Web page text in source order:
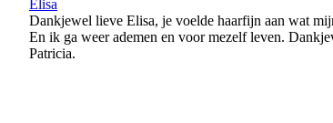
Elisa
Dankjewel lieve Elisa, je voelde haarfijn aan wat
En ik ga weer ademen en voor mezelf leven.
Patricia.